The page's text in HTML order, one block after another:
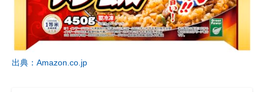
出典：Amazon.co.jp